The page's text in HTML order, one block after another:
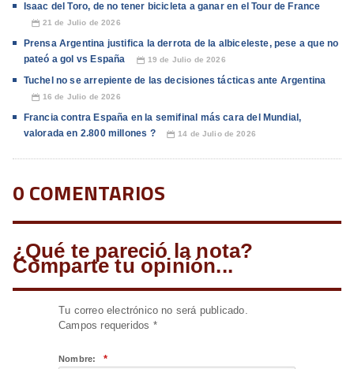
Isaac del Toro, de no tener bicicleta a ganar en el Tour de France
📅 21 de Julio de 2026
Prensa Argentina justifica la derrota de la albiceleste, pese a que no
pateó a gol vs España
📅 19 de Julio de 2026
Tuchel no se arrepiente de las decisiones tácticas ante Argentina
📅 16 de Julio de 2026
Francia contra España en la semifinal más cara del Mundial,
valorada en 2.800 millones ?
📅 14 de Julio de 2026
0 COMENTARIOS
¿Qué te pareció la nota?
Comparte tu opinión...
Tu correo electrónico no será publicado.
Campos requeridos *
Nombre: *